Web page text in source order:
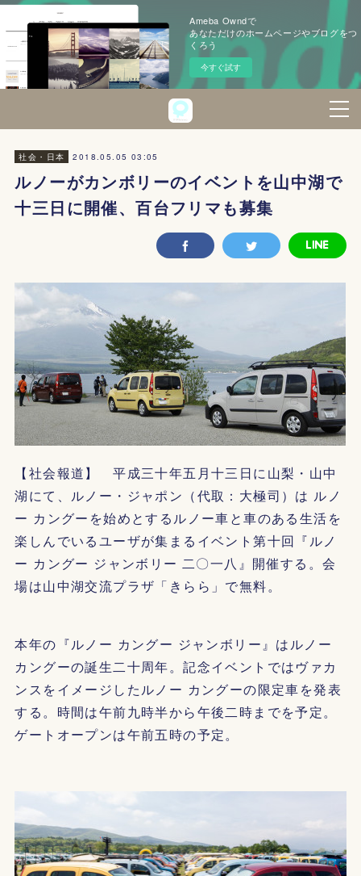
Ameba Owndで
あなただけのホームページやブログをつ
くろう
今すぐ試す
社会・日本 2018.05.05 03:05
ルノーがカンボリーのイベントを山中湖で
十三日に開催、百台フリマも募集
【社会報道】 平成三十年五月十三日に山梨・山中
湖にて、ルノー・ジャポン（代取：大極司）は ルノ
ー カングーを始めとするルノー車と車のある生活を
楽しんでいるユーザが集まるイベント第十回『ルノ
ー カングー ジャンボリー 二〇一八』開催する。会
場は山中湖交流プラザ「きらら」で無料。
本年の『ルノー カングー ジャンボリー』はルノー
カングーの誕生二十周年。記念イベントではヴァカ
ンスをイメージしたルノー カングーの限定車を発表
する。時間は午前九時半から午後二時までを予定。
ゲートオープンは午前五時の予定。